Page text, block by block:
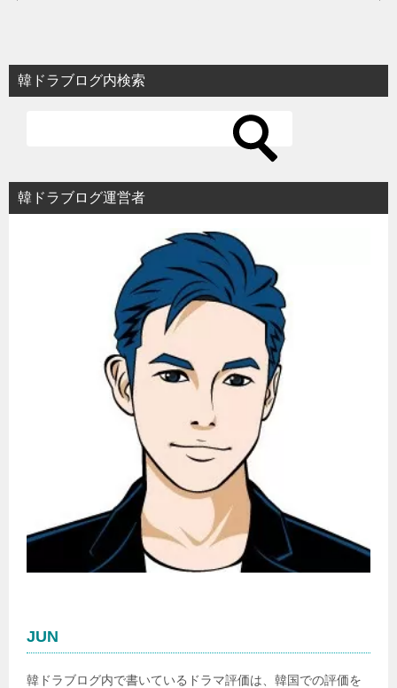
ビ
ゲ
ョ
ン
韓ドラブログ内検索
韓ドラブログ運営者
JUN
韓ドラブログ内で書いているドラマ評価は、韓国での評価を